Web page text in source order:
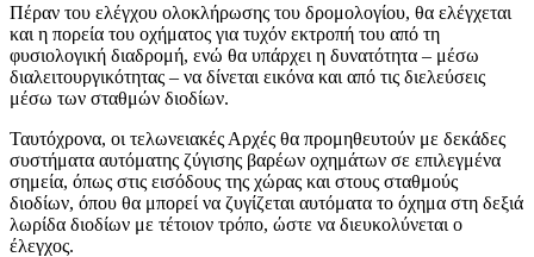
Πέραν του ελέγχου ολοκλήρωσης του δρομολογίου, θα ελέγχεται
και η πορεία του οχήματος για τυχόν εκτροπή του από τη
φυσιολογική διαδρομή, ενώ θα υπάρχει η δυνατότητα – μέσω
διαλειτουργικότητας – να δίνεται εικόνα και από τις διελεύσεις
μέσω των σταθμών διοδίων.
Ταυτόχρονα, οι τελωνειακές Αρχές θα προμηθευτούν με δεκάδες
συστήματα αυτόματης ζύγισης βαρέων οχημάτων σε επιλεγμένα
σημεία, όπως στις εισόδους της χώρας και στους σταθμούς
διοδίων, όπου θα μπορεί να ζυγίζεται αυτόματα το όχημα στη δεξιά
λωρίδα διοδίων με τέτοιον τρόπο, ώστε να διευκολύνεται ο
έλεγχος.